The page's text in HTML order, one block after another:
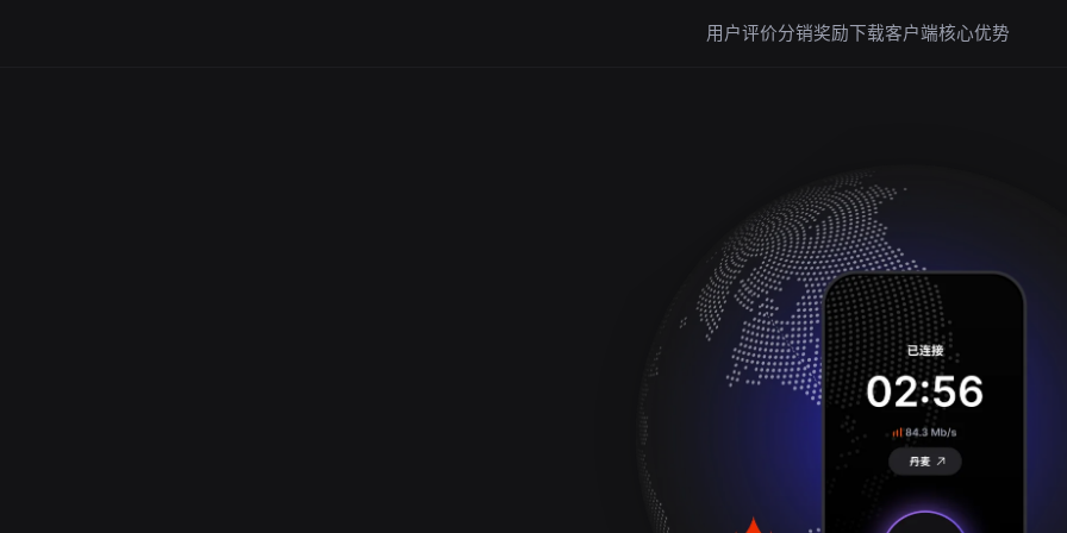
用户评价分销奖励下载客户端核心优势